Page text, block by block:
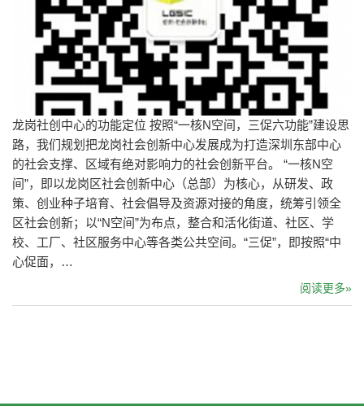
龙岗社创中心的功能定位 按照“一核N空间，三促六功能”建设思
路，我们规划把龙岗社会创新中心发展成为打造深圳东部中心
的社会支撑、区域有绝对影响力的社会创新平台。 “一核N空
间”，即以龙岗区社会创新中心（总部）为核心，从研发、政
策、创业种子培育、社会倡导及资源对接的角度，统筹引领全
区社会创新；以“N空间”为布点，整合和活化街道、社区、学
校、工厂、社区服务中心等各类公共空间。“三促”，即按照“中
心促面，…
阅读更多»